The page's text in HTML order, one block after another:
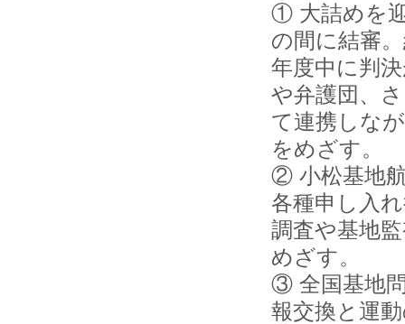
① 大詰めを
の間に結審
年度中に判
や弁護団、
て連携しな
をめざす。
② 小松基地
各種申し入
調査や基地
めざす。
③ 全国基地
報交換と運